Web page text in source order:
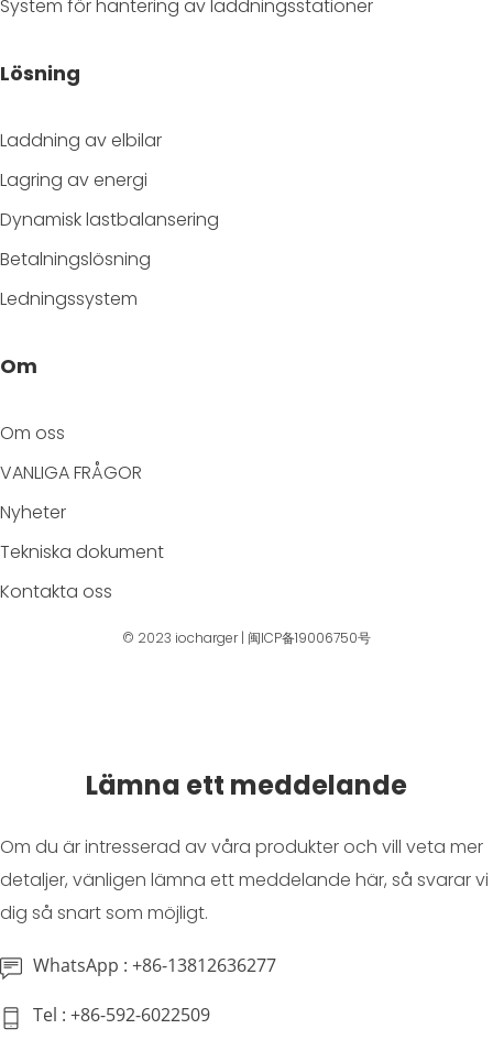
System för hantering av laddningsstationer
Lösning
Laddning av elbilar
Lagring av energi
Dynamisk lastbalansering
Betalningslösning
Ledningssystem
Om
Om oss
VANLIGA FRÅGOR
Nyheter
Tekniska dokument
Kontakta oss
© 2023 iocharger| 闽ICP备19006750号
Lämna ett meddelande
Om du är intresserad av våra produkter och vill veta mer
detaljer, vänligen lämna ett meddelande här, så svarar vi
dig så snart som möjligt.
WhatsApp : +86-13812636277
Tel : +86-592-6022509